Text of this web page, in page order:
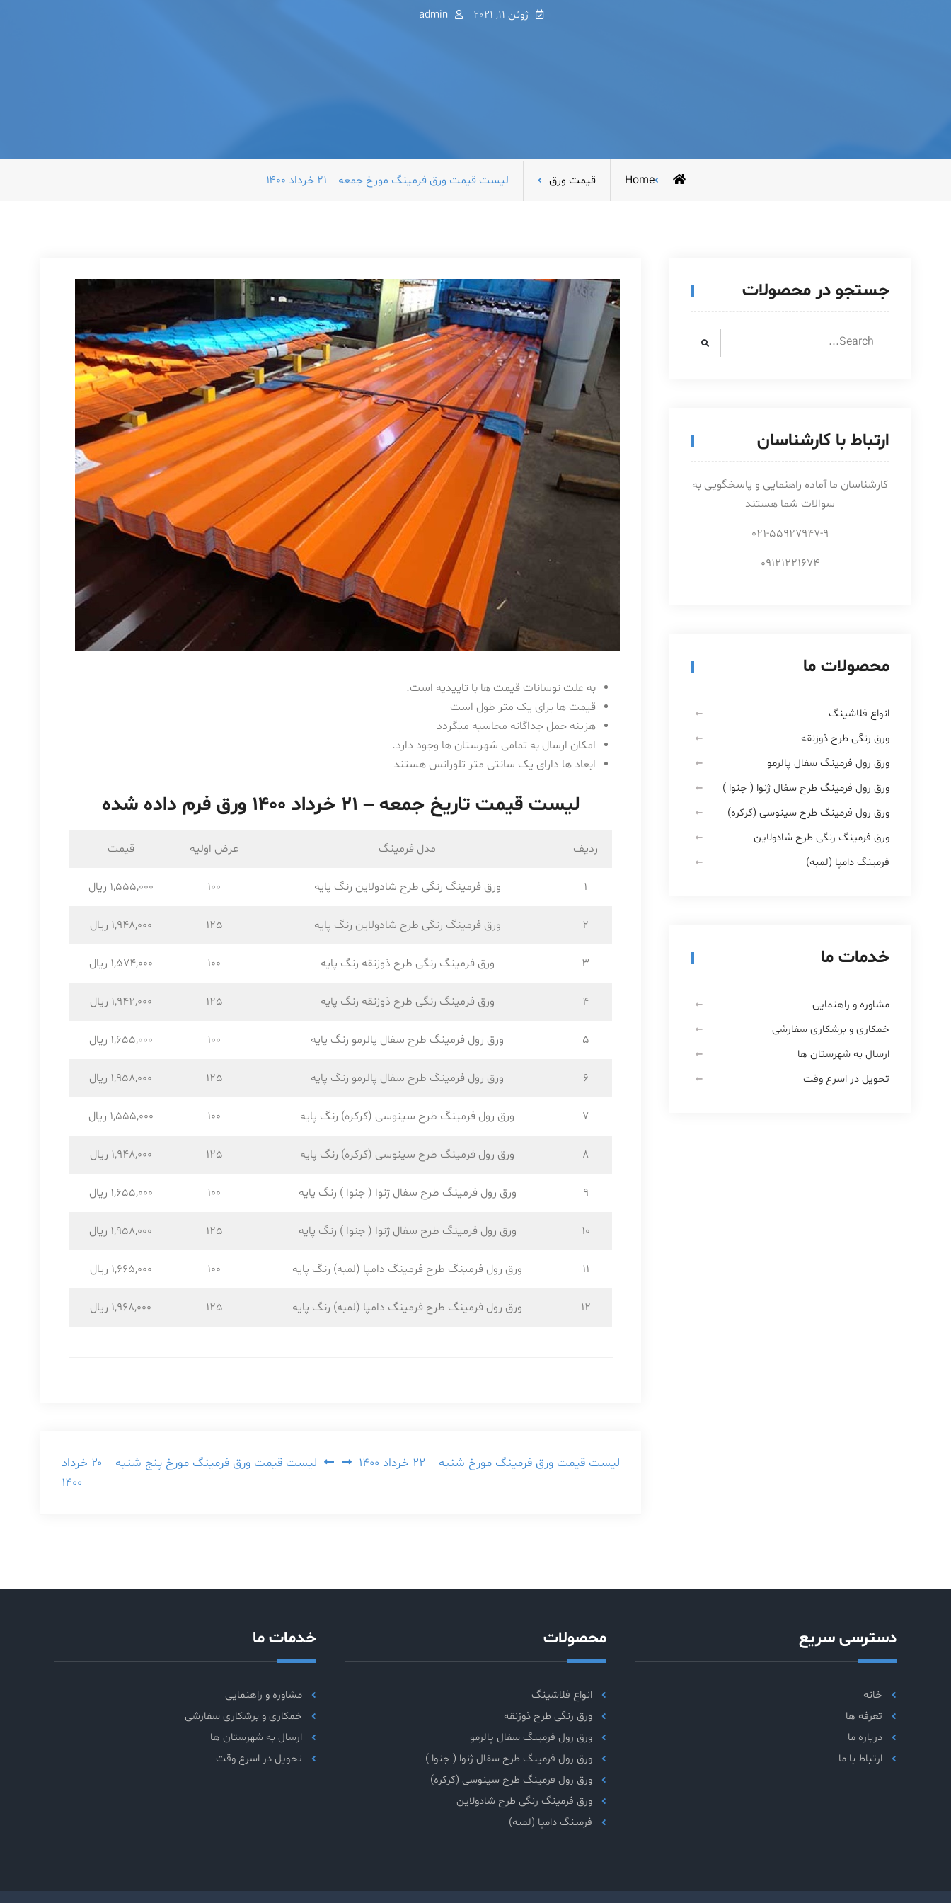
ژوئن 11, 2021 admin
Home قیمت ورق لیست قیمت ورق فرمینگ مورخ جمعه – ۲۱ خرداد ۱۴۰۰
به علت نوسانات قیمت ها با تاییدیه است.
قیمت ها برای یک متر طول است
هزینه حمل جداگانه محاسبه میگردد
امکان ارسال به تمامی شهرستان ها وجود دارد.
ابعاد ها دارای یک سانتی متر تلورانس هستند
لیست قیمت تاریخ جمعه – ۲۱ خرداد ۱۴۰۰ ورق فرم داده شده
ردیف مدل فرمینگ عرض اولیه قیمت
1 ورق فرمینگ رنگی طرح شادولاین رنگ پایه 100 1,555,۰۰۰ ریال
2 ورق فرمینگ رنگی طرح شادولاین رنگ پایه 125 1,948,۰۰۰ ریال
3 ورق فرمینگ رنگی طرح ذوزنقه رنگ پایه 100 1,574,۰۰۰ ریال
4 ورق فرمینگ رنگی طرح ذوزنقه رنگ پایه 125 1,942,۰۰۰ ریال
5 ورق رول فرمینگ طرح سفال پالرمو رنگ پایه 100 1,655,۰۰۰ ریال
6 ورق رول فرمینگ طرح سفال پالرمو رنگ پایه 125 1,958,۰۰۰ ریال
7 ورق رول فرمینگ طرح سینوسی (کرکره) رنگ پایه 100 1,555,۰۰۰ ریال
8 ورق رول فرمینگ طرح سینوسی (کرکره) رنگ پایه 125 1,948,۰۰۰ ریال
9 ورق رول فرمینگ طرح سفال ژنوا ( جنوا ) رنگ پایه 100 1,655,۰۰۰ ریال
10 ورق رول فرمینگ طرح سفال ژنوا ( جنوا ) رنگ پایه 125 1,958,۰۰۰ ریال
11 ورق رول فرمینگ طرح فرمینگ دامپا (لمبه) رنگ پایه 100 1,665,۰۰۰ ریال
12 ورق رول فرمینگ طرح فرمینگ دامپا (لمبه) رنگ پایه 125 1,968,۰۰۰ ریال
راهبری
لیست قیمت ورق فرمینگ مورخ پنج شنبه – ۲۰ خرداد
۱۴۰۰
لیست قیمت ورق فرمینگ مورخ شنبه – ۲۲ خرداد ۱۴۰۰
جستجو در محصولات
Search
ارتباط با کارشناسان
کارشناسان ما آماده راهنمایی و پاسخگویی به
سوالات شما هستند
021-55927947-9
09121221674
محصولات ما
انواع فلاشینگ
ورق رنگی طرح ذوزنقه
ورق رول فرمینگ سفال پالرمو
ورق رول فرمینگ طرح سفال ژنوا ( جنوا )
ورق رول فرمینگ طرح سینوسی (کرکره)
ورق فرمینگ رنگی طرح شادولاین
فرمینگ دامپا (لمبه)
خدمات ما
مشاوره و راهنمایی
خمکاری و برشکاری سفارشی
ارسال به شهرستان ها
تحویل در اسرع وقت
دسترسی سریع
خانه
تعرفه ها
درباره ما
ارتباط با ما
محصولات
انواع فلاشینگ
ورق رنگی طرح ذوزنقه
ورق رول فرمینگ سفال پالرمو
ورق رول فرمینگ طرح سفال ژنوا ( جنوا )
ورق رول فرمینگ طرح سینوسی (کرکره)
ورق فرمینگ رنگی طرح شادولاین
فرمینگ دامپا (لمبه)
خدمات ما
مشاوره و راهنمایی
خمکاری و برشکاری سفارشی
ارسال به شهرستان ها
تحویل در اسرع وقت